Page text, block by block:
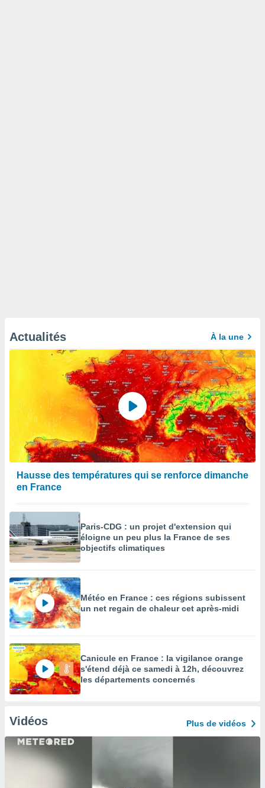
Actualités À la une
Hausse des températures qui se renforce dimanche
en France
Paris-CDG : un projet d'extension qui
éloigne un peu plus la France de ses
objectifs climatiques
Météo en France : ces régions subissent
un net regain de chaleur cet après-midi
Canicule en France : la vigilance orange
s'étend déjà ce samedi à 12h, découvrez
les départements concernés
Vidéos Plus de vidéos